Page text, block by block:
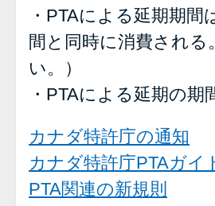
・PTAによる延期期
間と同時に消費され
い。）
・PTAによる延期の
カナダ特許庁の通知
カナダ特許庁PTAガイ
PTA関連の新規則